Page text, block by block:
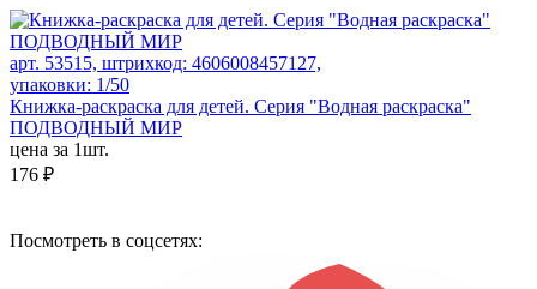
арт. 53515, штрихкод: 4606008457127,
упаковки: 1/50
Книжка-раскраска для детей. Серия "Водная раскраска"
ПОДВОДНЫЙ МИР
цена за 1шт.
176 ₽
Посмотреть в соцсетях: